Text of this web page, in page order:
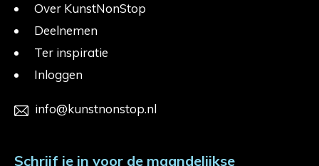
Over KunstNonStop
Deelnemen
Ter inspiratie
Inloggen
info@kunstnonstop.nl
Schrijf je in voor de maandelijkse